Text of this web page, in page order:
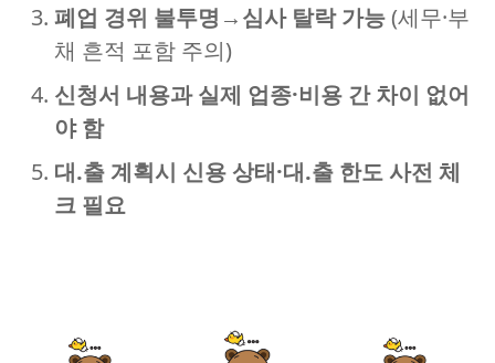
폐업 경위 불투명→심사 탈락 가능(세무·부
채 흔적 포함 주의)
신청서 내용과 실제 업종·비용 간 차이 없어
야 함
대.출 계획시 신용 상태·대.출 한도 사전 체
크 필요